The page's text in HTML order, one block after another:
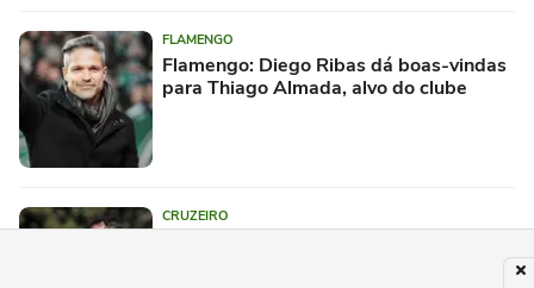
FLAMENGO
Flamengo: Diego Ribas dá boas-vindas
para Thiago Almada, alvo do clube
CRUZEIRO